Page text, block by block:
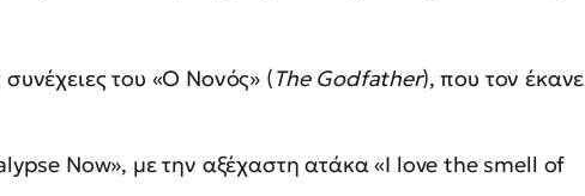
του «Ο Νονός» (TheGodfather), που τον έκανε
Now», με την αξέχαστη ατάκα «I love the smell of